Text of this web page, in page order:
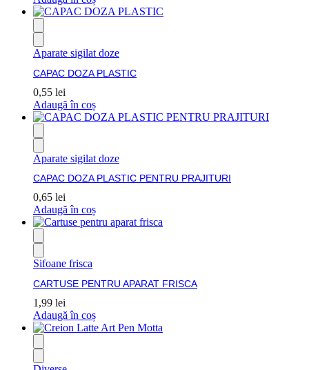
Aparate sigilat doze
CAPAC DOZA PLASTIC
0,55 lei
Adaugă în coș
Aparate sigilat doze
CAPAC DOZA PLASTIC PENTRU PRAJITURI
0,65 lei
Adaugă în coș
Sifoane frisca
CARTUSE PENTRU APARAT FRISCA
1,99 lei
Adaugă în coș